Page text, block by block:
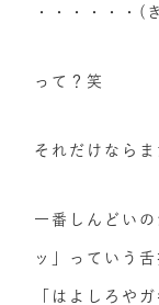
・・・・・・(
って？笑
それだけなら
一番しんどい
ッ」っていう舌
「はよしろや